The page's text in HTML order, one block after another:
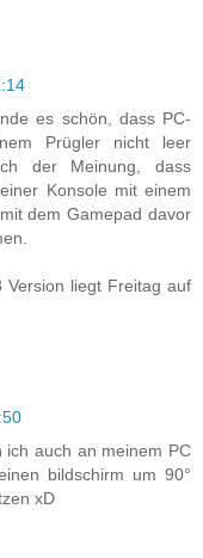
es schön, dass PC-
Prügler nicht leer
der Meinung, dass
Konsole mit einem
dem Gamepad davor
Version liegt Freitag auf
auch an meinem PC
bildschirm um 90°
xD